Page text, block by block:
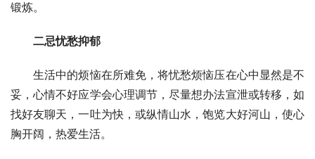
锻炼。
二忌忧愁抑郁
生活中的烦恼在所难免，将忧愁烦恼压在心中显然是不
妥，心情不好应学会心理调节，尽量想办法宣泄或转移，如
找好友聊天，一吐为快，或纵情山水，饱览大好河山，使心
胸开阔，热爱生活。